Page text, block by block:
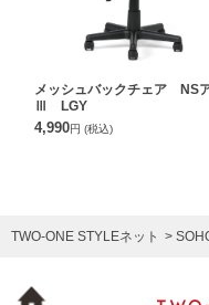
メッシュバックチェア NS
Ⅲ LGY
4,990円 (税込)
TWO-ONE STYLEネット